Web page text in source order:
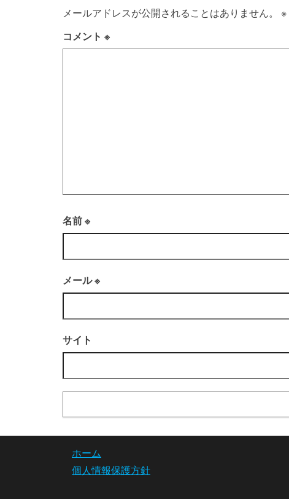
メールアドレスが公開されることはありません。 ※
コメント ※
名前 ※
メール※
サイト
ホーム
個人情報保護方針